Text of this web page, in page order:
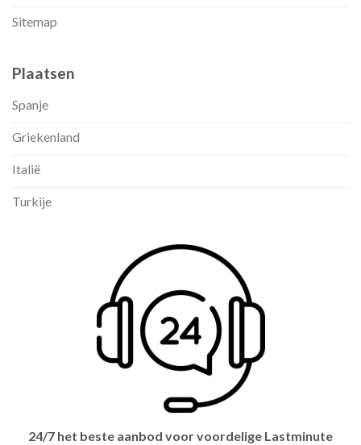
Sitemap
Plaatsen
Spanje
Griekenland
Italië
Turkije
24/7 het beste aanbod voor voordelige Lastminute